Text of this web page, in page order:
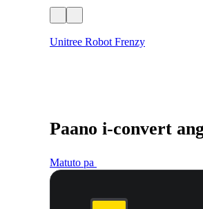
Unitree Robot Frenzy
Paano i-convert
Matuto pa